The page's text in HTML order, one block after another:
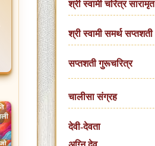
श्री स्वामी चरित्र सारामृत
श्री स्वामी समर्थ सप्तशती
सप्तशती गुरूचरित्र
चालीसा संग्रह
देवी-देवता